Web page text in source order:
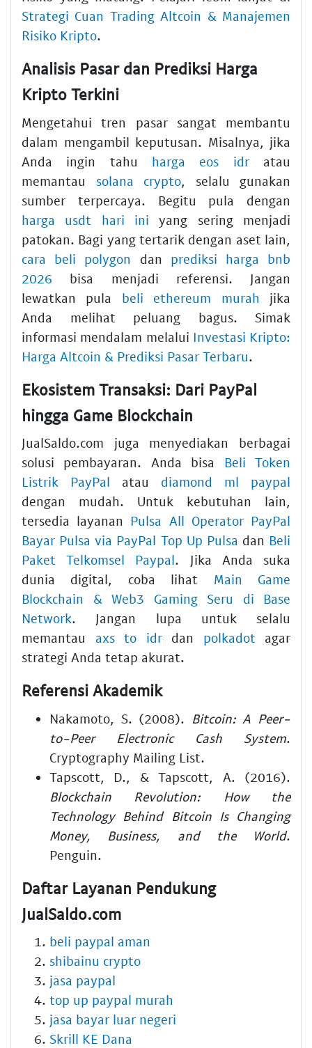
Strategi Cuan Trading Altcoin & Manajemen
Risiko Kripto.
Analisis Pasar dan Prediksi Harga
Kripto Terkini
Mengetahui tren pasar sangat membantu
dalam mengambil keputusan. Misalnya, jika
Anda ingin tahu harga eos idratau
memantau solana crypto, selalu gunakan
sumber terpercaya. Begitu pula dengan
harga usdt hari ini yang sering menjadi
patokan. Bagi yang tertarik dengan aset lain,
cara beli polygon
dan prediksi harga bnb
2026 bisa menjadi referensi. Jangan
lewatkan pula beli ethereum murah jika
Anda melihat peluang bagus. Simak
informasi mendalam melalui Investasi Kripto:
Harga Altcoin & Prediksi Pasar Terbaru.
Ekosistem Transaksi: Dari PayPal
hingga Game Blockchain
JualSaldo.com juga menyediakan berbagai
solusi pembayaran. Anda bisa Beli Token
Listrik PayPal atau diamond ml paypal
dengan mudah. Untuk kebutuhan lain,
tersedia layanan Pulsa All Operator PayPal
Bayar Pulsa via PayPal Top Up Pulsa dan Beli
Paket Telkomsel Paypal. Jika Anda suka
dunia digital, coba lihat Main Game
Blockchain & Web3 Gaming Seru di Base
Network. Jangan lupa untuk selalu
memantau axs to idrdan polkadot agar
strategi Anda tetap akurat.
Referensi Akademik
Nakamoto, S. (2008). Bitcoin: A Peer-
to-Peer Electronic Cash System.
Cryptography Mailing List.
Tapscott, D., & Tapscott, A. (2016).
Blockchain Revolution: How the
Technology Behind Bitcoin Is Changing
Money, Business, and the World.
Penguin.
Daftar Layanan Pendukung
JualSaldo.com
beli paypal aman
shibainu crypto
jasa paypal
top up paypal murah
jasa bayar luar negeri
Skrill KE Dana